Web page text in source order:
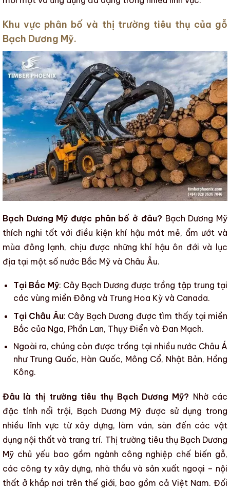
Khu vực phân bốvà thị trường tiêu thụ của gỗ
Bạch Dương Mỹ.
Bạch Dương Mỹ được phân bố ở đâu? Bạch Dương Mỹ
thích nghi tốt với điều kiện khí hậu mát mẻ, ẩm ướt và
mùa đông lạnh, chịu được những khí hậu ôn đới và lục
địa tại một số nước Bắc Mỹ và Châu Âu.
Tại Bắc Mỹ: Cây Bạch Dương được trồng tập trung tại
các vùng miền Đông và Trung Hoa Kỳ và Canada.
Tại Châu Âu: Cây Bạch Dương được tìm thấy tại miền
Bắc của Nga, Phần Lan, Thụy Điển và Đan Mạch.
Ngoài ra, chúng còn được trồng tại nhiều nước Châu Á
như Trung Quốc, Hàn Quốc, Mông Cổ, Nhật Bản, Hồng
Kông.
Đâu là thị trường tiêu thụ Bạch Dương Mỹ? Nhờ các
đặc tính nổi trội, Bạch Dương Mỹ được sử dụng trong
nhiều lĩnh vực từ xây dựng, làm ván, sàn đến các vật
dụng nội thất và trang trí. Thị trường tiêu thụ Bạch Dương
Mỹ chủ yếu bao gồm ngành công nghiệp chế biến gỗ,
các công ty xây dựng, nhà thầu và sản xuất ngoại – nội
thất ở khắp nơi trên thế giới, bao gồm cả Việt Nam. Đối